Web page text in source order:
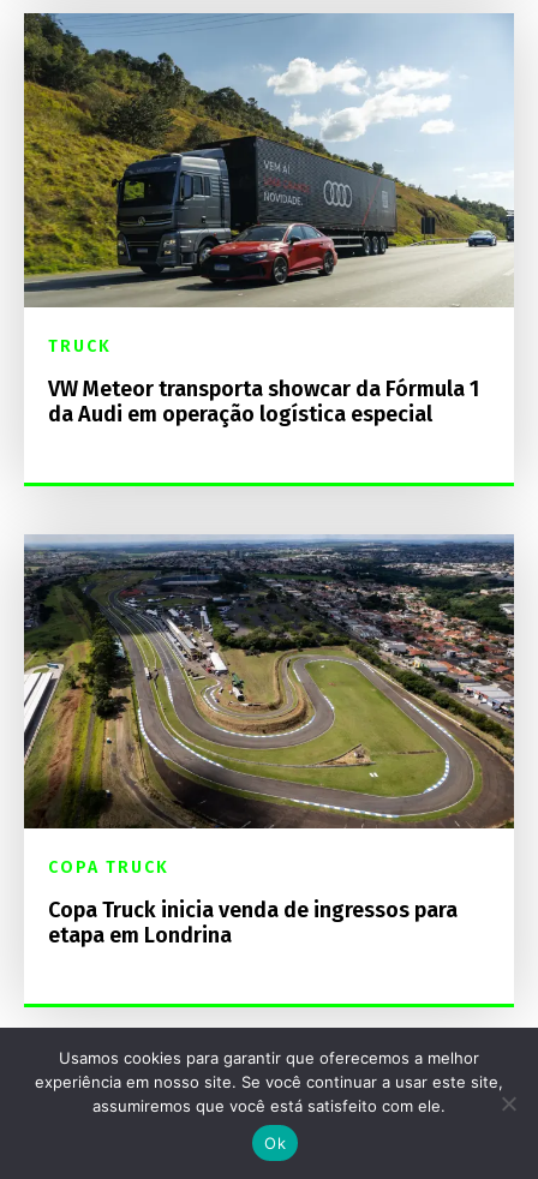
TRUCK
VW Meteor transporta showcar da Fórmula 1
da Audi em operação logística especial
COPA TRUCK
Copa Truck inicia venda de ingressos para
etapa em Londrina
Destaques Mecânica Online
Usamos cookies para garantir que oferecemos a melhor
experiência em nosso site. Se você continuar a usar este site,
assumiremos que você está satisfeito com ele.
Ok